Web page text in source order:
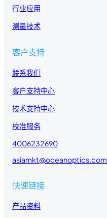
行业应用
测量技术
客户支持
联系我们
客户支持中心
技术支持中心
校准服务
4006232690
asiamkt@oceanoptics.com
快速链接
产品资料